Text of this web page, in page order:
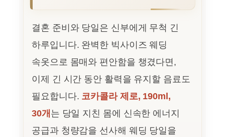
결혼 준비와 당일은 신부에게 무척 긴
하루입니다. 완벽한 빅사이즈 웨딩
속옷으로 몸매와 편안함을 챙겼다면,
이제 긴 시간 동안 활력을 유지할 음료도
필요합니다. 코카콜라 제로, 190ml,
30개 는 당일 지친 몸에 신속한 에너지
공급과 청량감을 선사해 웨딩 당일을